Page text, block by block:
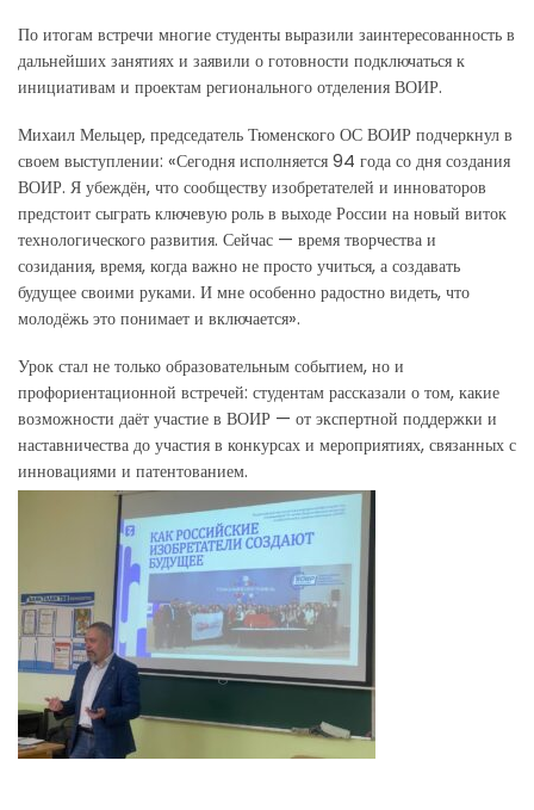
По итогам встречи многие студенты выразили заинтересованность в
дальнейших занятиях и заявили о готовности подключаться к
инициативам и проектам регионального отделения ВОИР.
Михаил Мельцер, председатель Тюменского ОС ВОИР подчеркнул в
своем выступлении: «Сегодня исполняется 94 года со дня создания
ВОИР. Я убеждён, что сообществу изобретателей и инноваторов
предстоит сыграть ключевую роль в выходе России на новый виток
технологического развития. Сейчас — время творчества и
созидания, время, когда важно не просто учиться, а создавать
будущее своими руками. И мне особенно радостно видеть, что
молодёжь это понимает и включается».
Урок стал не только образовательным событием, но и
профориентационной встречей: студентам рассказали о том, какие
возможности даёт участие в ВОИР — от экспертной поддержки и
наставничества до участия в конкурсах и мероприятиях, связанных с
инновациями и патентованием.